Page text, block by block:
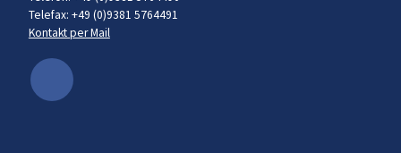
Telefax: +49 (0)9381 5764491
Kontakt per Mail